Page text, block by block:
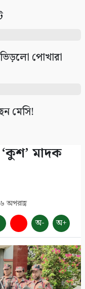
ভিড়লো পোখারা
মেসি!
মাদক
অপরাহ্ণ
অ- অ+